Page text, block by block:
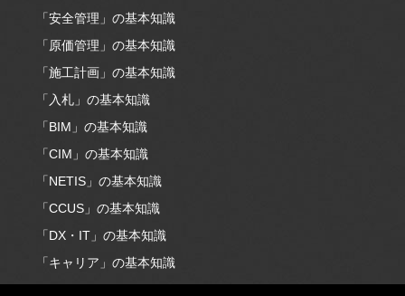
「安全管理」の基本知識
「原価管理」の基本知識
「施工計画」の基本知識
「入札」の基本知識
「BIM」の基本知識
「CIM」の基本知識
「NETIS」の基本知識
「CCUS」の基本知識
「DX・IT」の基本知識
「キャリア」の基本知識